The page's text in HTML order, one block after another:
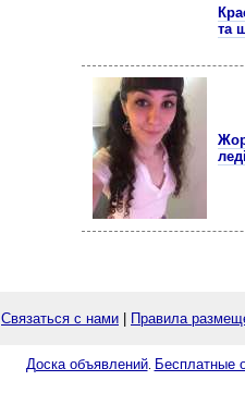
та
Связаться с нами Правила
Доска объявлений. Бесплатные